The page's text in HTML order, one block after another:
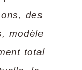
des
modèle
total